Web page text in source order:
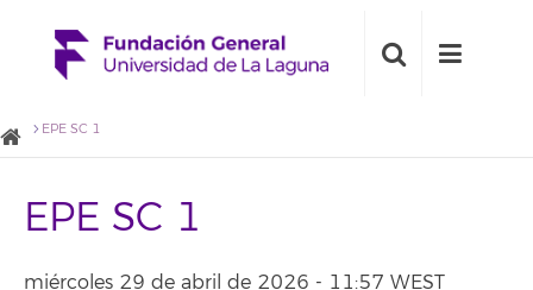
EPE SC 1
EPE SC 1
miércoles 29 de abril de 2026 - 11:57 WEST